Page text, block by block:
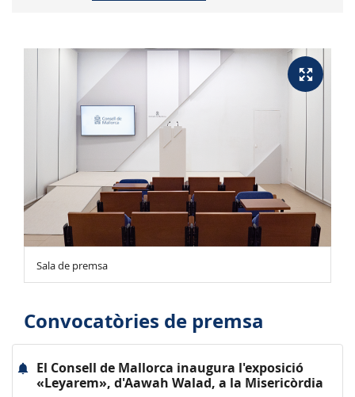
Sala de premsa
Convocatòries de premsa
El Consell de Mallorca inaugura l'exposició
«Leyarem», d'Aawah Walad, a la Misericòrdia